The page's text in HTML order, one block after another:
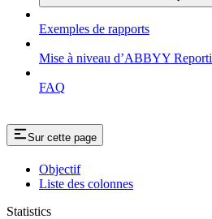
Exemples de rapports
Mise à niveau d’ABBYY
FAQ
Sur cette page
Objectif
Liste des colonnes
Statistics